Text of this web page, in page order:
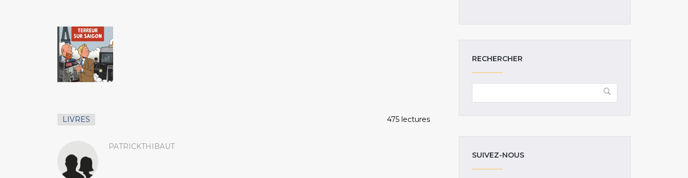
LIVRES 475 lectures
PATRICKTHIBAUT
RECHERCHER
SUIVEZ-NOUS